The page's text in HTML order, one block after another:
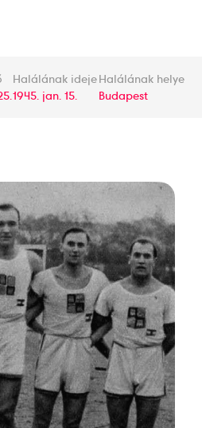
Halálának ideje
1945. jan. 15.
Halálának helye
Budapest